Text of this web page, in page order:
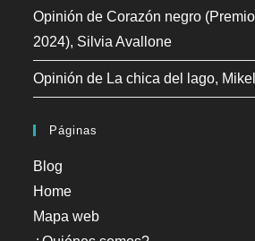
Opinión de Corazón negro
2024), Silvia Avallone
Opinión de La chica del lago,
Páginas
Blog
Home
Mapa web